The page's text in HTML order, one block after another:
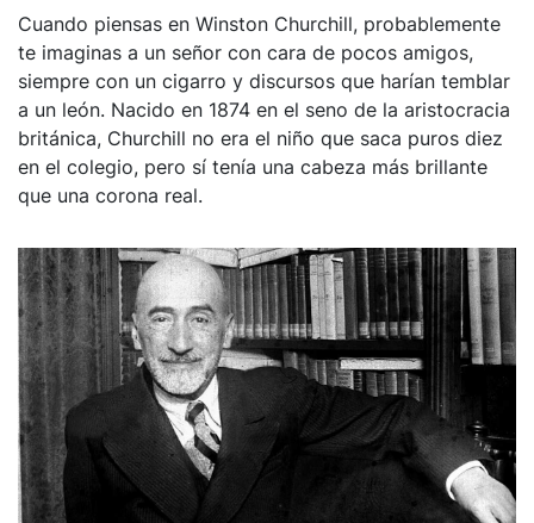
Cuando piensas en Winston Churchill, probablemente
te imaginas a un señor con cara de pocos amigos,
siempre con un cigarro y discursos que harían temblar
a un león. Nacido en 1874 en el seno de la aristocracia
británica, Churchill no era el niño que saca puros diez
en el colegio, pero sí tenía una cabeza más brillante
que una corona real.